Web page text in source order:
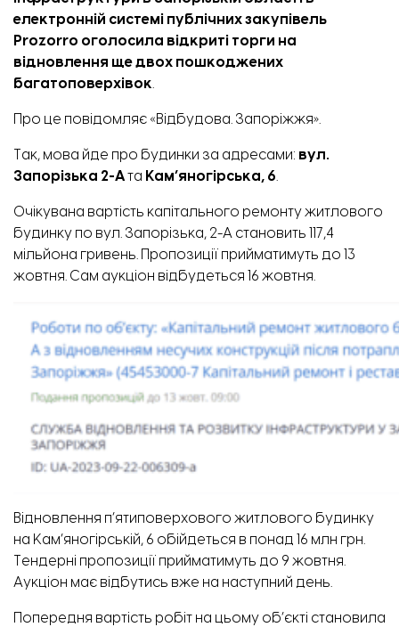
електронній системі публічних закупівель
Prozorro оголосила відкриті торги на
відновлення ще двох пошкоджених
багатоповерхівок.
Про це повідомляє «Відбудова. Запоріжжя».
Так, мова йде про будинки за адресами: вул.
Запорізька 2-Ата Кам’яногірська, 6.
Очікувана вартість капітального ремонту житлового
будинку по вул. Запорізька, 2-А становить 117,4
мільйона гривень. Пропозиції прийматимуть до 13
жовтня. Сам аукціон відбудеться 16 жовтня.
Відновлення п’ятиповерхового житлового будинку
на Кам’яногірській, 6 обійдеться в понад 16 млн грн.
Тендерні пропозиції прийматимуть до 9 жовтня.
Аукціон має відбутись вже на наступний день.
Попередня вартість робіт на цьому об’єкті становила